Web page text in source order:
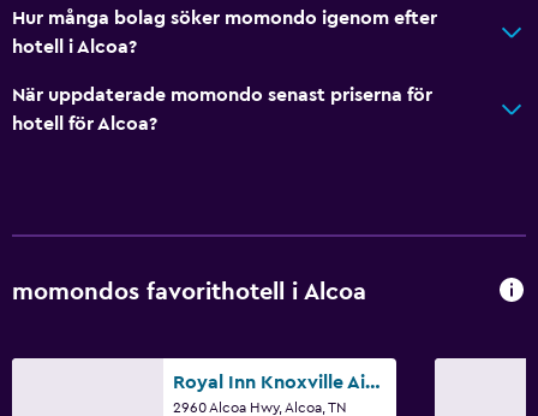
Parkering och transport
Parkering
Flygbuss
Privat parkering
Kylskåp
Media och underhållning
Hur många bolag söker momondo igenom efter
hotell i Alcoa?
När uppdaterade momondo senast priserna för
hotell för Alcoa?
momondos favorithotell i Alcoa
Royal Inn Knoxville Airport Alcoa
2960 Alcoa Hwy, Alcoa, TN